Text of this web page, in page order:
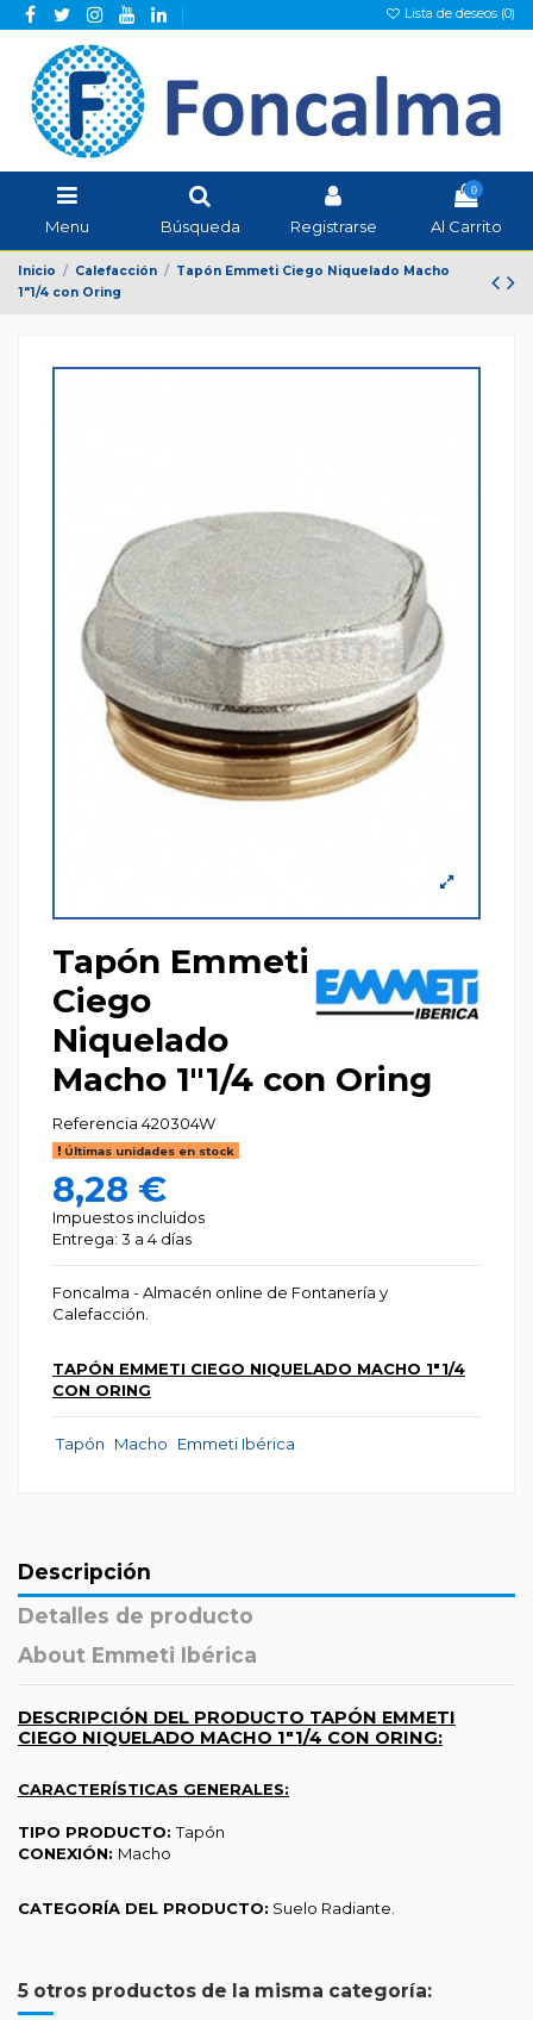
Lista de deseos (0)
Menu Búsqueda Registrarse
0
Al Carrito
Inicio Calefacción
Tapón Emmeti Ciego Niquelado Macho
1"1/4 con Oring
Tapón Emmeti
Ciego
Niquelado
Macho 1"1/4 con Oring
Referencia 420304W
Últimas unidades en stock
8,28 €
Impuestos incluidos
Entrega: 3 a 4 días
Foncalma - Almacén online de Fontanería y
Calefacción.
TAPÓN EMMETI CIEGO NIQUELADO MACHO 1"1/4
CON ORING
Tapón Macho Emmeti Ibérica
Descripción
Detalles de producto
About Emmeti Ibérica
DESCRIPCIÓN DEL PRODUCTO TAPÓN EMMETI
CIEGO NIQUELADO MACHO 1"1/4 CON ORING:
CARACTERÍSTICAS GENERALES:
TIPO PRODUCTO:Tapón
CONEXIÓN: Macho
CATEGORÍA DEL PRODUCTO: Suelo Radiante.
5 otros productos de la misma categoría: